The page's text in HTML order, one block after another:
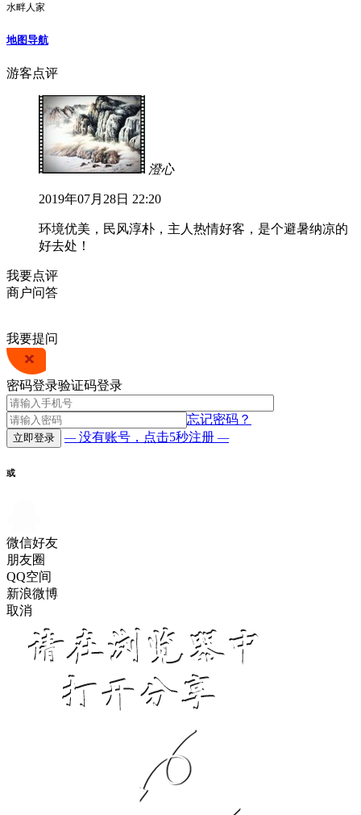
水畔人家
地图导航
游客点评
澄心
2019年07月28日 22:20
环境优美，民风淳朴，主人热情好客，是个避暑纳凉的
好去处！
我要点评
商户问答
我要提问
密码登录验证码登录
忘记密码？
立即登录 —没有账号，点击5秒注册 —
或
微信好友
朋友圈
QQ空间
新浪微博
取消